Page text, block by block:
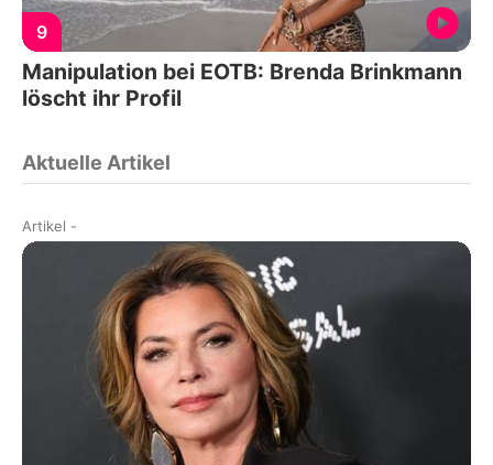
9
Manipulation bei EOTB: Brenda Brinkmann
löscht ihr Profil
Aktuelle Artikel
Artikel -